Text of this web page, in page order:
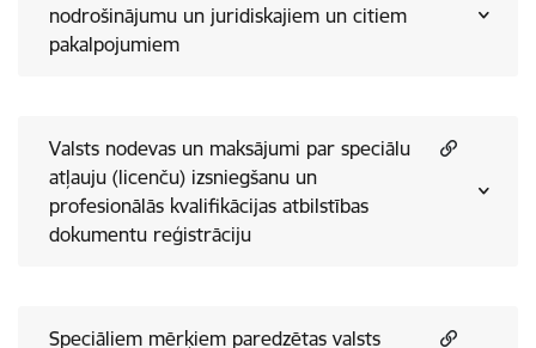
nodrošinājumu un juridiskajiem un citiem
pakalpojumiem
Valsts nodevas un maksājumi par speciālu
atļauju (licenču) izsniegšanu un
profesionālās kvalifikācijas atbilstības
dokumentu reģistrāciju
Speciāliem mērķiem paredzētas valsts